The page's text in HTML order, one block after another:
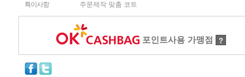
특이사항 주문제작 맞춤 코트
포인트사용 가맹점 ?